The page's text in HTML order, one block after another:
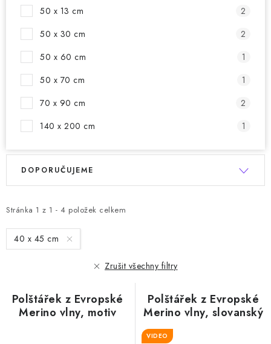
50 x 13 cm
2
50 x 30 cm
2
50 x 60 cm
1
50 x 70 cm
1
70 x 90 cm
2
140 x 200 cm
1
V
i
s
p
d
Stránka 1 z 1 - 4 položek celkem
Ř
e
n
í
o
DOPORUČUJEME
40 x 45 cm
Zrušit všechny filtry
Polštářek z Evropské
Merino vlny, motiv
Polštářek z Evropské
Merino vlny, slovanský
motiv 40x45 cm
VIDEO